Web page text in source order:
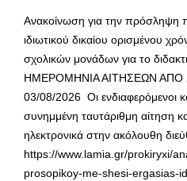
Ανακοίνωση για την πρόσληψη
ιδιωτικού δικαίου ορισμένου
σχολικών μονάδων για το
ΗΜΕΡΟΜΗΝΙΑ ΑΙΤΗΣΕΩΝ ΑΠΟ
03/08/2026 Οι ενδιαφερόμενοι
συνημμένη ταυτάριθμη αίτηση
ηλεκτρονικά στην ακόλουθη
https://www.lamia.gr/prokiryxi/
prosopikoy-me-shesi-ergasias-